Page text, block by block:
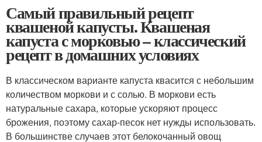
Самый правильный рецепт
квашеной капусты. Квашеная
капуста с морковью – классический
рецепт в домашних условиях
В классическом варианте капуста квасится с небольшим
количеством моркови и с солью. В моркови есть
натуральные сахара, которые ускоряют процесс
брожения, поэтому сахар-песок нет нужды использовать.
В большинстве случаев этот белокочанный овощ